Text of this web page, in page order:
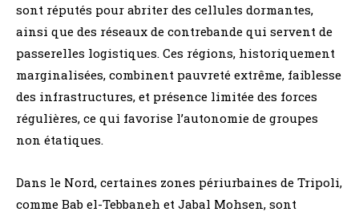
sont réputés pour abriter des cellules dormantes,
ainsi que des réseaux de contrebande qui servent de
passerelles logistiques. Ces régions, historiquement
marginalisées, combinent pauvreté extrême, faiblesse
des infrastructures, et présence limitée des forces
régulières, ce qui favorise l’autonomie de groupes
non étatiques.
Dans le Nord, certaines zones périurbaines de Tripoli,
comme Bab el-Tebbaneh et Jabal Mohsen, sont